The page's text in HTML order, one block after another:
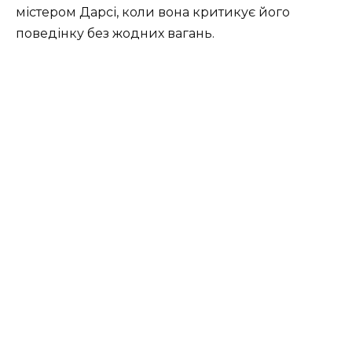
містером Дарсі, коли вона критикує його
поведінку без жодних вагань.